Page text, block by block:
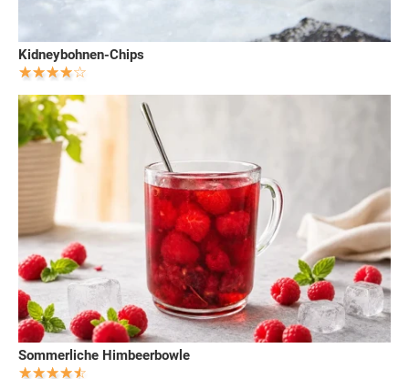
Kidneybohnen-Chips
Sommerliche Himbeerbowle